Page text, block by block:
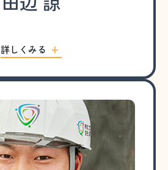
詳しくみる